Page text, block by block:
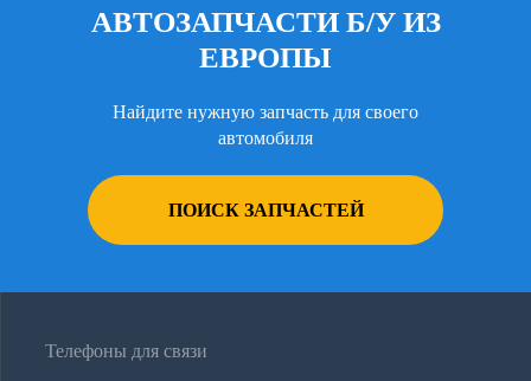
АВТОЗАПЧАСТИ Б/У ИЗ
ЕВРОПЫ
Найдите нужную запчасть для своего
автомобиля
ПОИСК ЗАПЧАСТЕЙ
Телефоны для связи